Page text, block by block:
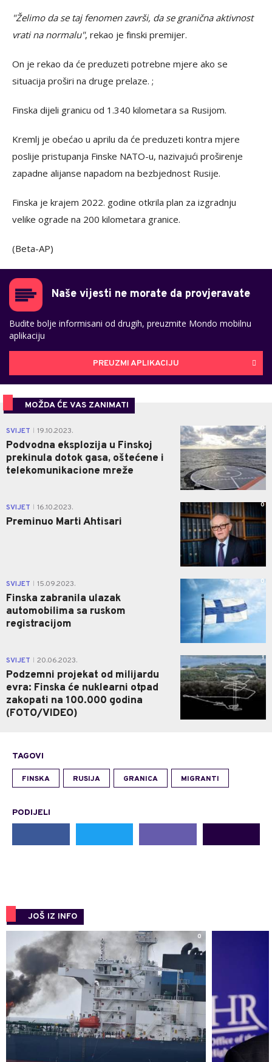
"Želimo da se taj fenomen završi, da se granična aktivnost
vrati na normalu", rekao je finski premijer.
On je rekao da će preduzeti potrebne mjere ako se
situacija proširi na druge prelaze. ;
Finska dijeli granicu od 1.340 kilometara sa Rusijom.
Kremlj je obećao u aprilu da će preduzeti kontra mjere
poslije pristupanja Finske NATO-u, nazivajući proširenje
zapadne alijanse napadom na bezbjednost Rusije.
Finska je krajem 2022. godine otkrila plan za izgradnju
velike ograde na 200 kilometara granice.
(Beta-AP)
Naše vijesti ne morate da provjeravate
Budite bolje informisani od drugih, preuzmite Mondo mobilnu
aplikaciju
PREUZMI APLIKACIJU
MOŽDA ĆE VAS ZANIMATI
SVIJET 19.10.2023.
Podvodna eksplozija u Finskoj
prekinula dotok gasa, oštećene i
telekomunikacione mreže
0
SVIJET 16.10.2023.
Preminuo Marti Ahtisari
0
SVIJET 15.09.2023.
Finska zabranila ulazak
automobilima sa ruskom
registracijom
0
SVIJET 20.06.2023.
Podzemni projekat od milijardu
evra: Finska će nuklearni otpad
zakopati na 100.000 godina
(FOTO/VIDEO)
1
TAGOVI
FINSKA RUSIJA GRANICA MIGRANTI
PODIJELI
JOŠ IZ INFO
0